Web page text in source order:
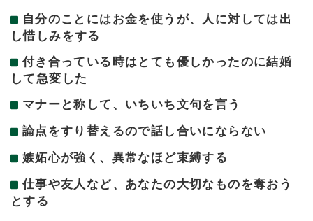
自分のことにはお金を使うが、人に対しては出
し惜しみをする
付き合っている時はとても優しかったのに結婚
して急変した
マナーと称して、いちいち文句を言う
論点をすり替えるので話し合いにならない
嫉妬心が強く、異常なほど束縛する
仕事や友人など、あなたの大切なものを奪おう
とする